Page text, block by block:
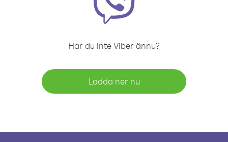
Har du inte Viber ännu?
Ladda ner nu